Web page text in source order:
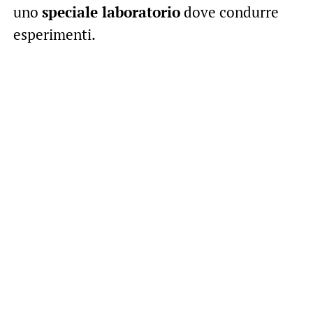
uno speciale laboratoriodove condurre
esperimenti.